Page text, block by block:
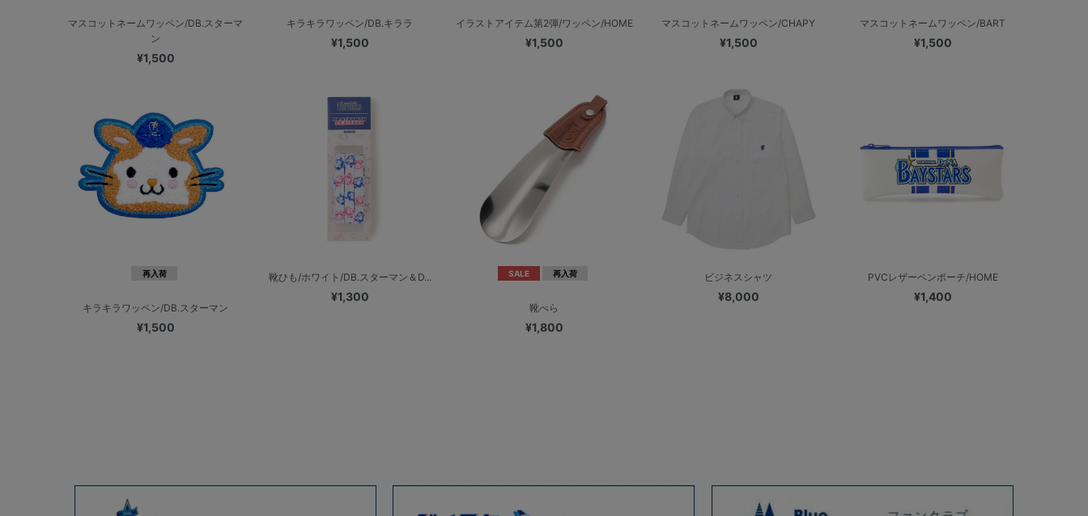
マスコットネームワッペン/DB.スターマ
ン
¥1,500
キラキラワッペン/DB.キララ
¥1,500
イラストアイテム第2弾/ワッペン/HOME
¥1,500
マスコットネームワッペン/CHAPY
¥1,500
マスコットネームワッペン/BART
¥1,500
再入荷
キラキラワッペン/DB.スターマン
¥1,500
靴ひも/ホワイト/DB.スターマン＆D...
¥1,300
SALE 再入荷
靴べら
¥1,800
ビジネスシャツ
¥8,000
PVCレザーペンポーチ/HOME
¥1,400